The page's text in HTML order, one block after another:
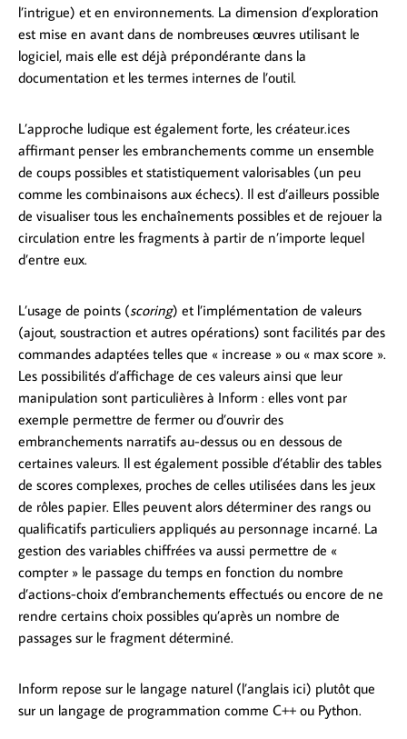
l’intrigue) et en environnements. La dimension d’exploration
est mise en avant dans de nombreuses œuvres utilisant le
logiciel, mais elle est déjà prépondérante dans la
documentation et les termes internes de l’outil.
L’approche ludique est également forte, les créateur.ices
affirmant penser les embranchements comme un ensemble
de coups possibles et statistiquement valorisables (un peu
comme les combinaisons aux échecs). Il est d’ailleurs possible
de visualiser tous les enchaînements possibles et de rejouer la
circulation entre les fragments à partir de n’importe lequel
d’entre eux.
L’usage de points (scoring) et l’implémentation de valeurs
(ajout, soustraction et autres opérations) sont facilités par des
commandes adaptées telles que « increase » ou « max score ».
Les possibilités d’affichage de ces valeurs ainsi que leur
manipulation sont particulières à Inform : elles vont par
exemple permettre de fermer ou d’ouvrir des
embranchements narratifs au-dessus ou en dessous de
certaines valeurs. Il est également possible d’établir des tables
de scores complexes, proches de celles utilisées dans les jeux
de rôles papier. Elles peuvent alors déterminer des rangs ou
qualificatifs particuliers appliqués au personnage incarné. La
gestion des variables chiffrées va aussi permettre de «
compter » le passage du temps en fonction du nombre
d’actions-choix d’embranchements effectués ou encore de ne
rendre certains choix possibles qu’après un nombre de
passages sur le fragment déterminé.
Inform repose sur le langage naturel (l’anglais ici) plutôt que
sur un langage de programmation comme C++ ou Python.